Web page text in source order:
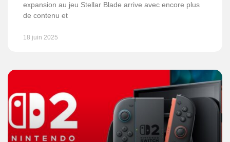
expansion au jeu Stellar Blade arrive avec encore plus
de contenu et
18 juin 2025